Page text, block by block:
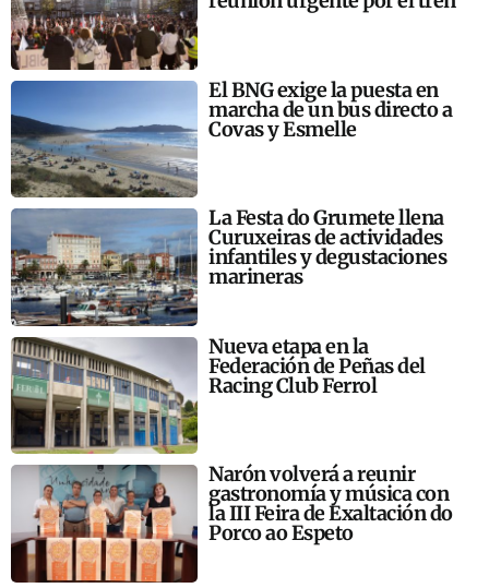
El BNG exige la puesta en
marcha de un bus directo a
Covas y Esmelle
La Festa do Grumete llena
Curuxeiras de actividades
infantiles y degustaciones
marineras
Nueva etapa en la
Federación de Peñas del
Racing Club Ferrol
Narón volverá a reunir
gastronomía y música con
la III Feira de Exaltación do
Porco ao Espeto